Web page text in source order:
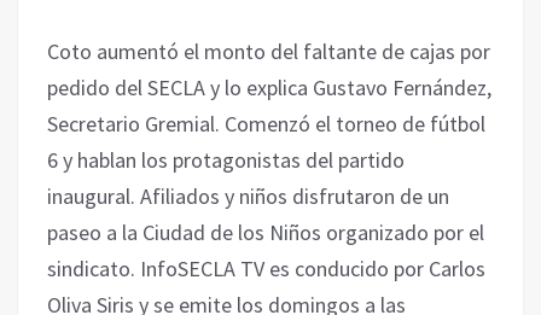
Coto aumentó el monto del faltante de cajas por
pedido del SECLA y lo explica Gustavo Fernández,
Secretario Gremial. Comenzó el torneo de fútbol
6 y hablan los protagonistas del partido
inaugural. Afiliados y niños disfrutaron de un
paseo a la Ciudad de los Niños organizado por el
sindicato. InfoSECLA TV es conducido por Carlos
Oliva Siris y se emite los domingos a las